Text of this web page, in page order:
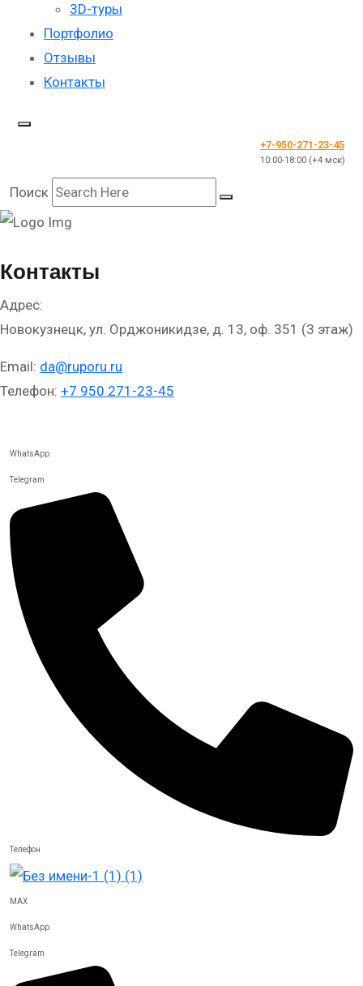
3D-туры
Портфолио
Отзывы
Контакты
+7-950-271-23-45
10:00-18:00 (+4 мск)
Поиск
Контакты
Адрес:
Новокузнецк, ул. Орджоникидзе, д. 13, оф. 351 (3 этаж)
Email: da@ruporu.ru
Телефон: +7 950 271-23-45
WhatsApp
Telegram
Телефон
MAX
WhatsApp
Telegram